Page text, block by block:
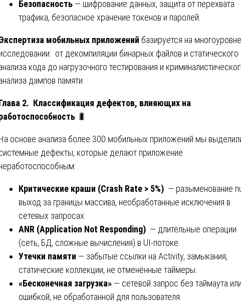
Безопасность — шифрование данных, защита от перехвата
трафика, безопасное хранение токенов и паролей.
мобильных приложений базируется на
от декомпиляции бинарных файлов и статического
кода до нагрузочного тестирования и
дампов памяти.
2. Классификация дефектов, влияющих на
🐛
основе анализа более 300 мобильных приложений мы
дефекты, которые делают приложение
Критические краши (Crash Rate > 5%) — разыменование
выход за границы массива, необработанные исключения в
сетевых запросах.
ANR (Application Not Responding) — длительные операции
(сеть, БД, сложные вычисления) в UI-потоке.
Утечки памяти — забытые ссылки на Activity, замыкания,
статические коллекции, не отменённые таймеры.
«Бесконечная загрузка» — сетевой запрос без таймаута
ошибкой, не обработанной для пользователя.